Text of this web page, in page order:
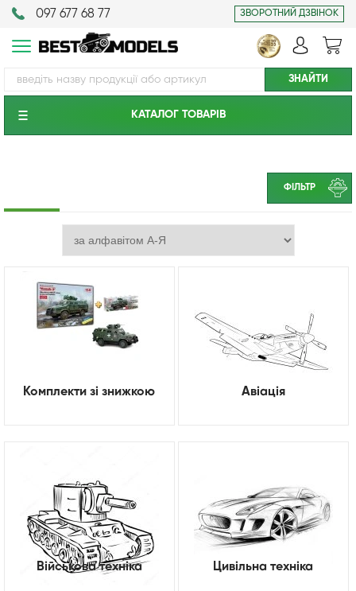
097 677 68 77 ЗВОРОТНИЙ ДЗВІНОК
КАТАЛОГ ТОВАРIВ
ФІЛЬТР
Комплекти зі знижкою Авіація
Військова техніка Цивільна техніка